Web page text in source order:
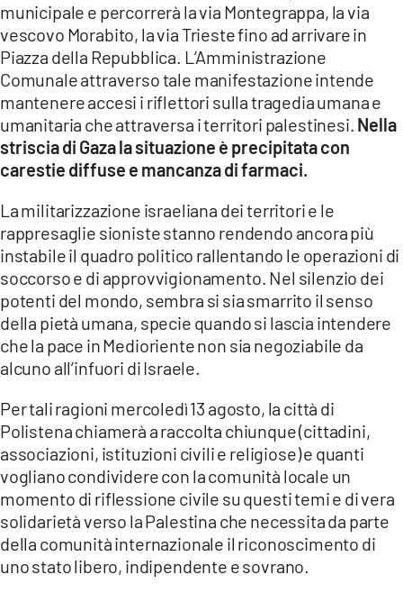
ILREGGINO.IT
COSENZACHANNEL.IT
ILVIBONESE.IT
CATANZAROCHANNEL.IT
App
APPLE
municipale e percorrerà la via Montegrappa, la via
vescovo Morabito, la via Trieste fino ad arrivare in
Piazza della Repubblica. L’Amministrazione
Comunale attraverso tale manifestazione intende
mantenere accesi i riflettori sulla tragedia umana e
umanitaria che attraversa i territori palestinesi. Nella
striscia di Gaza la situazione è precipitata con
carestie diffuse e mancanza di farmaci.
La militarizzazione israeliana dei territori e le
rappresaglie sioniste stanno rendendo ancora più
instabile il quadro politico rallentando le operazioni di
soccorso e di approvvigionamento. Nel silenzio dei
potenti del mondo, sembra si sia smarrito il senso
della pietà umana, specie quando si lascia intendere
che la pace in Medioriente non sia negoziabile da
alcuno all’infuori di Israele.
Per tali ragioni mercoledì 13 agosto, la città di
Polistena chiamerà a raccolta chiunque (cittadini,
associazioni, istituzioni civili e religiose) e quanti
vogliano condividere con la comunità locale un
momento di riflessione civile su questi temi e di vera
solidarietà verso la Palestina che necessita da parte
della comunità internazionale il riconoscimento di
uno stato libero, indipendente e sovrano.